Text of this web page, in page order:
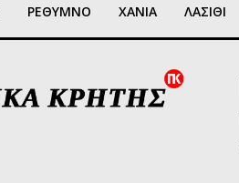
ΡΕΘΥΜΝΟ ΧΑΝΙΑ ΛΑΣΙΘΙ